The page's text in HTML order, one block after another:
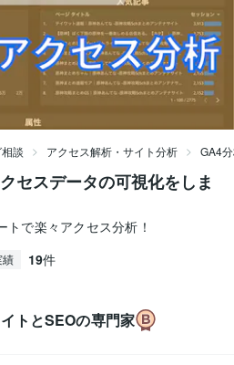
談 アクセス解析・サイト分析 GA4
セスデータの可視化をしま
で楽々アクセス分析！
績 19件
トとSEOの専門家